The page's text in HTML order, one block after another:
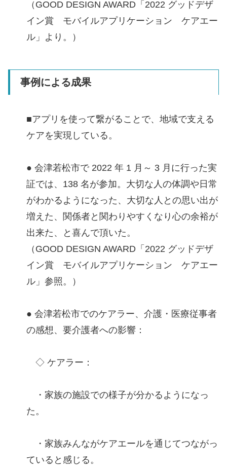
（GOOD DESIGN AWARD「2022 グッドデザ
イン賞 モバイルアプリケーション ケアエー
ル」より。）
事例による成果
■アプリを使って繋がることで、地域で支える
ケアを実現している。
● 会津若松市で 2022 年 1 月～ 3 月に行った実
証では、138 名が参加。大切な人の体調や日常
がわかるようになった、大切な人との思い出が
増えた、関係者と関わりやすくなり心の余裕が
出来た、と喜んで頂いた。
（GOOD DESIGN AWARD「2022 グッドデザ
イン賞 モバイルアプリケーション ケアエー
ル」参照。）
● 会津若松市でのケアラー、介護・医療従事者
の感想、要介護者への影響：
◇ ケアラー：
・家族の施設での様子が分かるようになっ
た。
・家族みんながケアエールを通じてつながっ
ていると感じる。